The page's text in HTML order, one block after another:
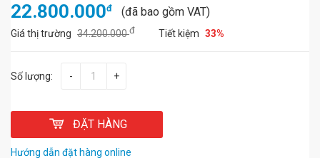
22.800.000đ (đã bao gồm VAT)
Giá thị trường 34.200.000đ Tiết kiệm 33%
Số lượng: - +
ĐẶT HÀNG
Hướng dẫn đặt hàng online